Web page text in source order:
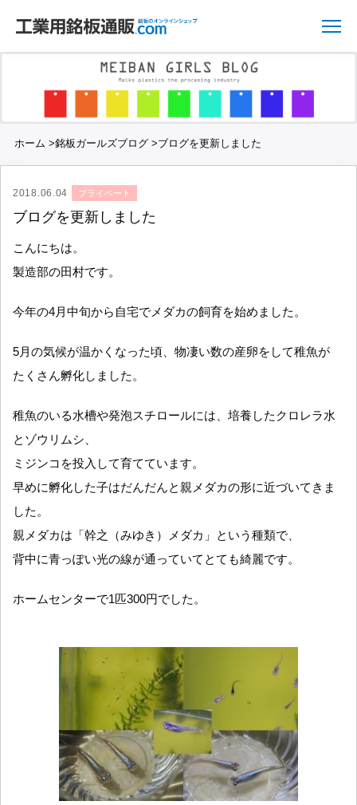
ホーム >銘板ガールズブログ>ブログを更新しました
2018.06.04 プライベート
ブログを更新しました
こんにちは。
製造部の田村です。
今年の4月中旬から自宅でメダカの飼育を始めました。
5月の気候が温かくなった頃、物凄い数の産卵をして稚魚が
たくさん孵化しました。
稚魚のいる水槽や発泡スチロールには、培養したクロレラ水
とゾウリムシ、
ミジンコを投入して育てています。
早めに孵化した子はだんだんと親メダカの形に近づいてきま
した。
親メダカは「幹之（みゆき）メダカ」という種類で、
背中に青っぽい光の線が通っていてとても綺麗です。
ホームセンターで1匹300円でした。